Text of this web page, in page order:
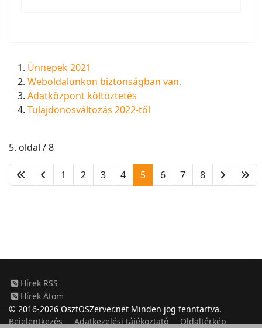
Ünnepek 2021
Weboldalunkon biztonságban van.
Adatközpont költöztetés
Tulajdonosváltozás 2022-től
5. oldal / 8
1 2 3 4 5 6 7 8
Hírek RSS
Hírek Atom
© 2016-2026 OsztOSZerver.net Minden jog fenntartva.
Bejelentkezés
Adatkezelési tájékoztató
Oldaltérkép